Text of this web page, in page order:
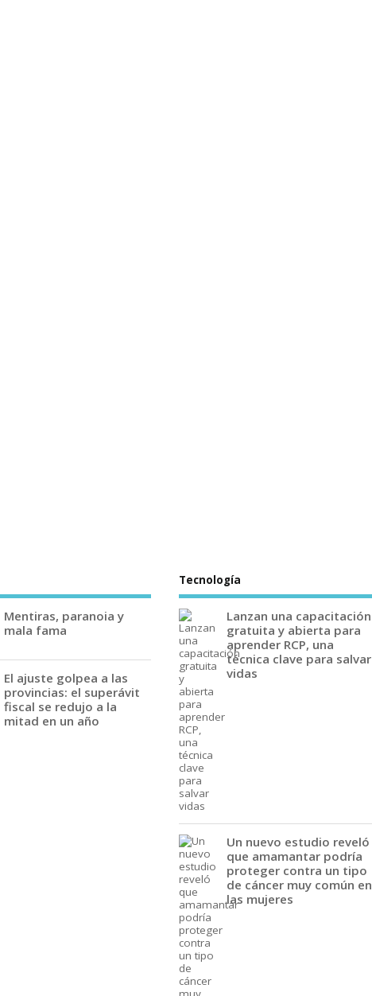
Mentiras, paranoia y
mala fama
El ajuste golpea a las
provincias: el superávit
fiscal se redujo a la
mitad en un año
Tecnología
Lanzan una capacitación
gratuita y abierta para
aprender RCP, una
técnica clave para salvar
vidas
Un nuevo estudio reveló
que amamantar podría
proteger contra un tipo
de cáncer muy común en
las mujeres